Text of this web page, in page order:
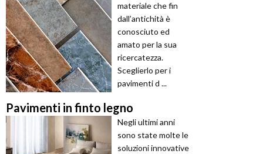
materiale che fin
dall’antichità è
conosciuto ed
amato per la sua
ricercatezza.
Sceglierlo per i
pavimenti d ...
Pavimenti in finto legno
Negli ultimi anni
sono state molte le
soluzioni innovative